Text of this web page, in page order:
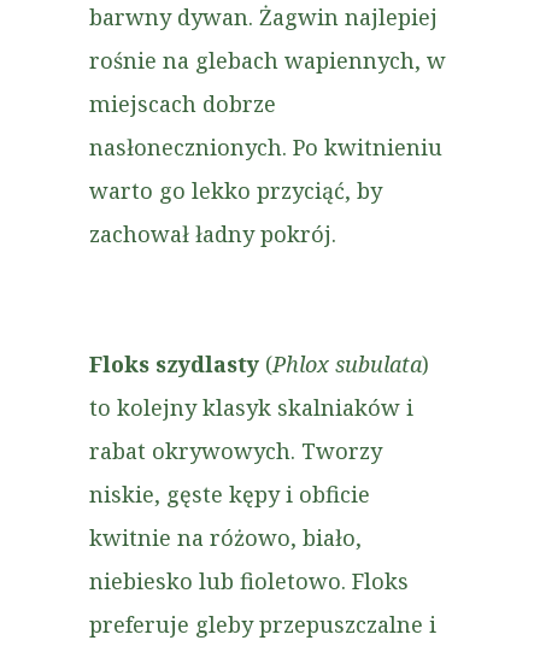
barwny dywan. Żagwin najlepiej
rośnie na glebach wapiennych, w
miejscach dobrze
nasłonecznionych. Po kwitnieniu
warto go lekko przyciąć, by
zachował ładny pokrój.
Floks szydlasty (Phlox subulata)
to kolejny klasyk skalniaków i
rabat okrywowych. Tworzy
niskie, gęste kępy i obficie
kwitnie na różowo, biało,
niebiesko lub fioletowo. Floks
preferuje gleby przepuszczalne i